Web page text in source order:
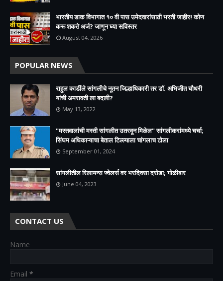
भारतीय डाक विभागात १० वी पास उमेदवारांसाठी भरती जाहीर! कोण
करू शकते अर्ज? जाणून घ्या सविस्तर
August 04, 2026
POPULAR NEWS
राहुल कार्डीले सांगलीचे नूतन जिल्हाधिकारी तर डॉ. अभिजीत चौधरी
यांची अमरावती ला बदली?
May 13, 2022
"मस्तवालांची मस्ती सांगलीत उतरवून मिळेल" सांगलीकरांमध्ये चर्चा;
सिंघम अधिकाऱ्याचा बेताल टिल्ल्याला चांगलाच टोला
September 01, 2024
सांगलीतील रिलायन्स ज्वेलर्स वर भरदिवसा दरोडा; गोळीबार
June 04, 2023
CONTACT US
Name
Email *